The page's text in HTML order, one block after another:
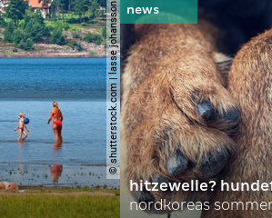
© shutterstock.com | lasse johansson
hitzewelle?